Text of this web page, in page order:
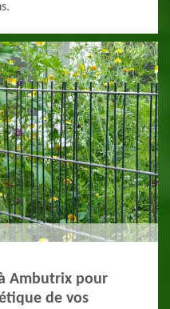
Ambutrix pour
de vos